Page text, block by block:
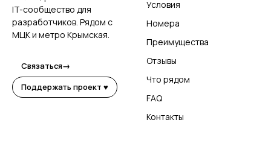
IT-сообщество для
разработчиков. Рядом с
МЦК и метро Крымская.
Связаться→
Поддержать проект ♥
Условия
Номера
Преимущества
Отзывы
Что рядом
FAQ
Контакты